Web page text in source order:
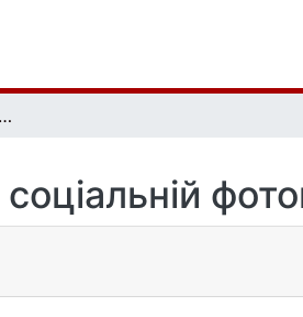
Візуалізація мобільного конструкту дому в соціальній фотографії